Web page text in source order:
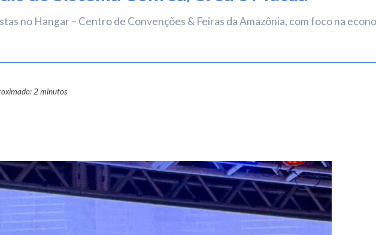
no Hangar – Centro de Convenções & Feiras da Amazônia, com foco na
2 minutos